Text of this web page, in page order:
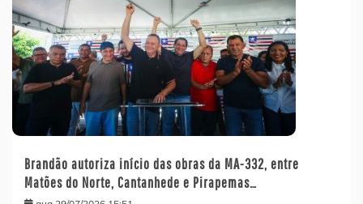
Brandão autoriza início das obras da MA-332, entre
Matões do Norte, Cantanhede e Pirapemas…